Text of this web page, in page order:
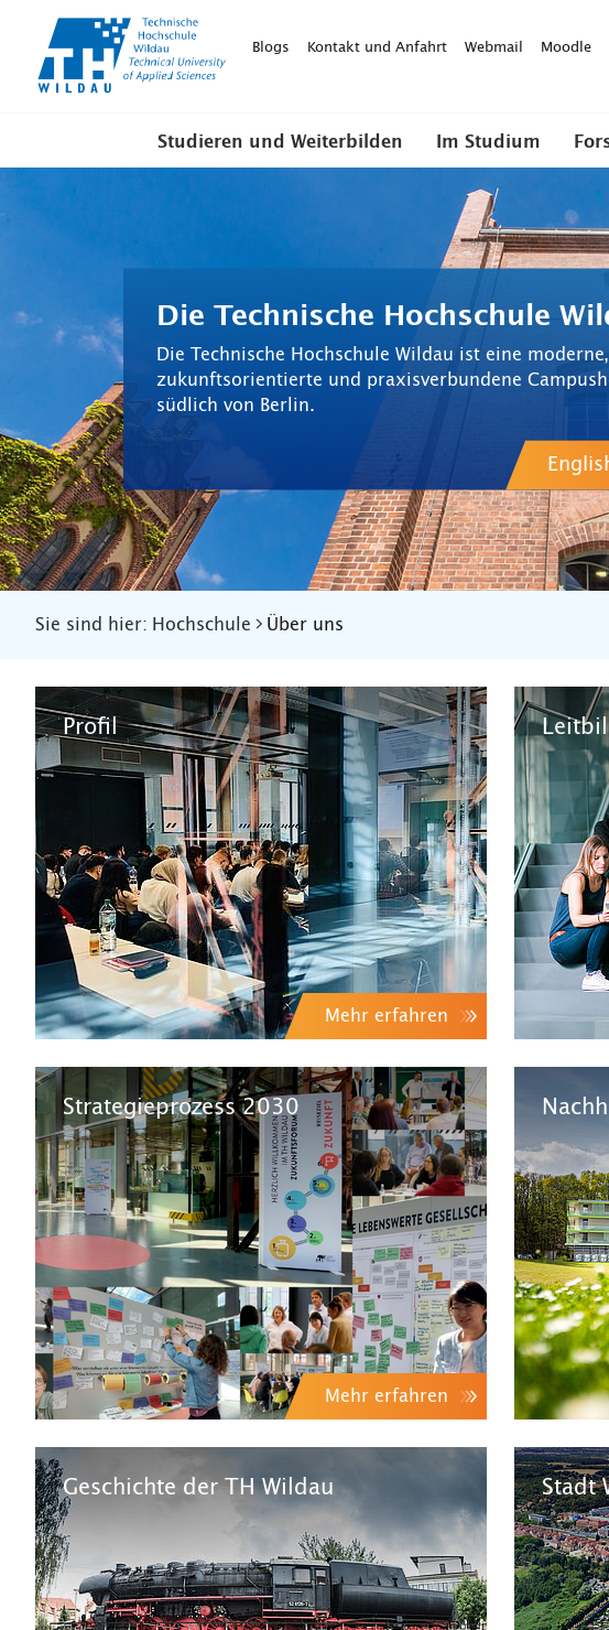
WildauBlogs Kontakt und Anfahrt Webmail Moodle
Studieren und Weiterbilden Im Studium
Die Technische Hochschule
Die Technische Hochschule Wildau ist eine moderne,
zukunftsorientierte und praxisverbundene
südlich von Berlin.
Sie sind hier: Hochschule Über uns
Profil
Mehr erfahren
Strategieprozess 2030
Mehr erfahren
Geschichte der TH Wildau Stadt